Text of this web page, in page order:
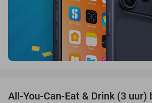
All-You-Can-Eat & Drink (3 uur)